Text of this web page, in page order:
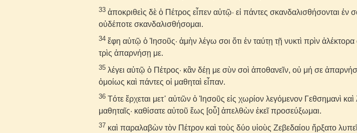
33 ἀποκριθεὶς δὲ ὁ Πέτρος εἶπεν αὐτῷ· εἰ πάντες σκανδαλισθήσονται ἐν
οὐδέποτε σκανδαλισθήσομαι.
34 ἔφη αὐτῷ ὁ Ἰησοῦς· ἀμὴν λέγω σοι ὅτι ἐν ταύτῃ τῇ νυκτὶ πρὶν
τρὶς ἀπαρνήσῃ με.
35 λέγει αὐτῷ ὁ Πέτρος· κἂν δέῃ με σὺν σοὶ ἀποθανεῖν, οὐ μή σε
ὁμοίως καὶ πάντες οἱ μαθηταὶ εἶπαν.
36 Τότε ἔρχεται μετ᾽ αὐτῶν ὁ Ἰησοῦς εἰς χωρίον λεγόμενον Γεθσημανὶ καὶ
μαθηταῖς· καθίσατε αὐτοῦ ἕως [οὗ] ἀπελθὼν ἐκεῖ προσεύξωμαι.
37 καὶ παραλαβὼν τὸν Πέτρον καὶ τοὺς δύο υἱοὺς Ζεβεδαίου ἤρξατο